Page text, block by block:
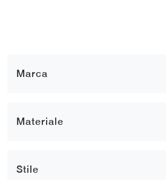
Marca
Materiale
Stile